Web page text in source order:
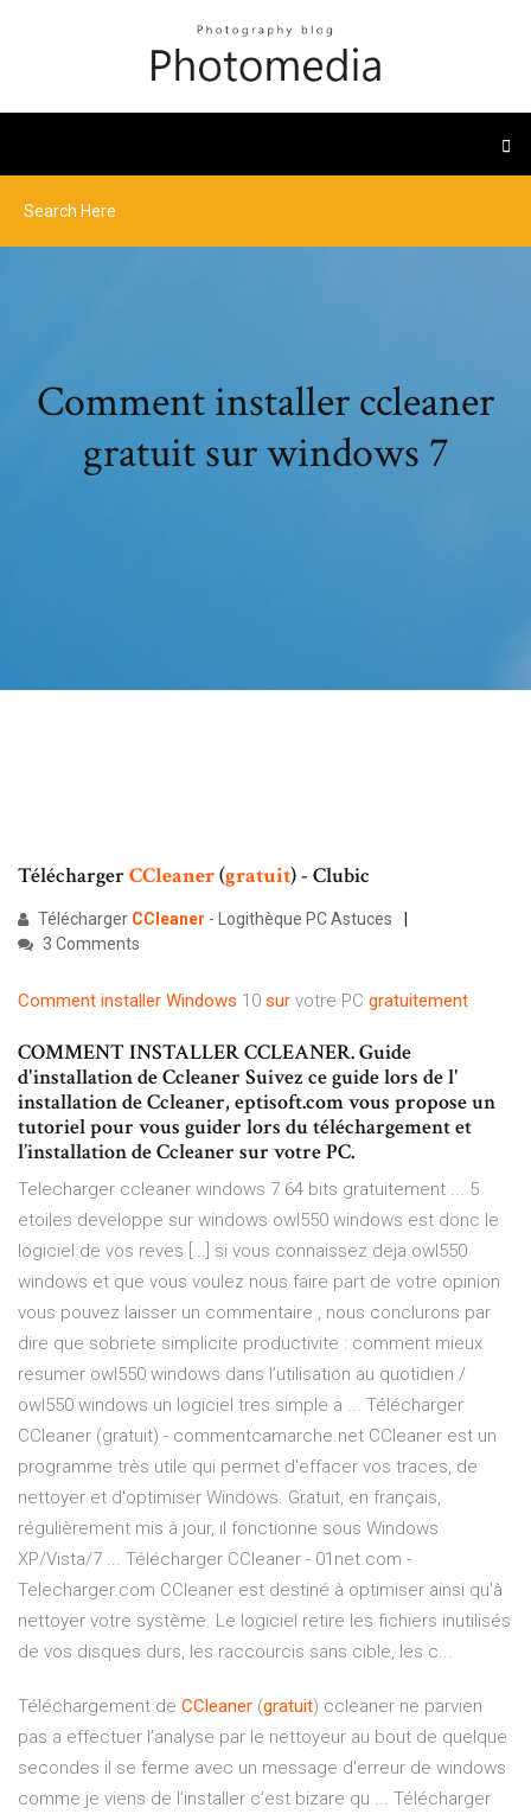
Comment installer ccleaner
gratuit sur windows 7
Télécharger CCleaner(gratuit) - Clubic
Télécharger CCleaner - Logithèque PC Astuces
3 Comments
Comment installer Windows 10 sur votre PC gratuitement
COMMENT INSTALLER CCLEANER. Guide
d'installation de Ccleaner Suivez ce guide lors de l'
installation de Ccleaner, eptisoft.com vous propose un
tutoriel pour vous guider lors du téléchargement et
l’installation de Ccleaner sur votre PC.
Telecharger ccleaner windows 7 64 bits gratuitement ... 5
etoiles developpe sur windows owl550 windows est donc le
logiciel de vos reves [...] si vous connaissez deja owl550
windows et que vous voulez nous faire part de votre opinion
vous pouvez laisser un commentaire , nous conclurons par
dire que sobriete simplicite productivite : comment mieux
resumer owl550 windows dans l’utilisation au quotidien /
owl550 windows un logiciel tres simple a ... Télécharger
CCleaner (gratuit) - commentcamarche.net CCleaner est un
programme très utile qui permet d'effacer vos traces, de
nettoyer et d'optimiser Windows. Gratuit, en français,
régulièrement mis à jour, il fonctionne sous Windows
XP/Vista/7 ... Télécharger CCleaner - 01net.com -
Telecharger.com CCleaner est destiné à optimiser ainsi qu'à
nettoyer votre système. Le logiciel retire les fichiers inutilisés
de vos disques durs, les raccourcis sans cible, les c...
Téléchargement de CCleaner (gratuit) ccleaner ne parvien
pas a effectuer l’analyse par le nettoyeur au bout de quelque
secondes il se ferme avec un message d’erreur de windows
comme je viens de l’installer c’est bizare qu ... Télécharger